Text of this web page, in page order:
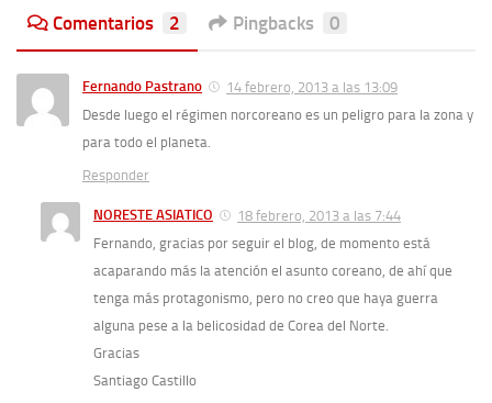
Comentarios 2 Pingbacks 0
Fernando Pastrano
14 febrero, 2013 a las 13:09
Desde luego el régimen norcoreano es un peligro para la zona y
para todo el planeta.
Responder
NORESTE ASIATICO
18 febrero, 2013 a las 7:44
Fernando, gracias por seguir el blog, de momento está
acaparando más la atención el asunto coreano, de ahí que
tenga más protagonismo, pero no creo que haya guerra
alguna pese a la belicosidad de Corea del Norte.
Gracias
Santiago Castillo